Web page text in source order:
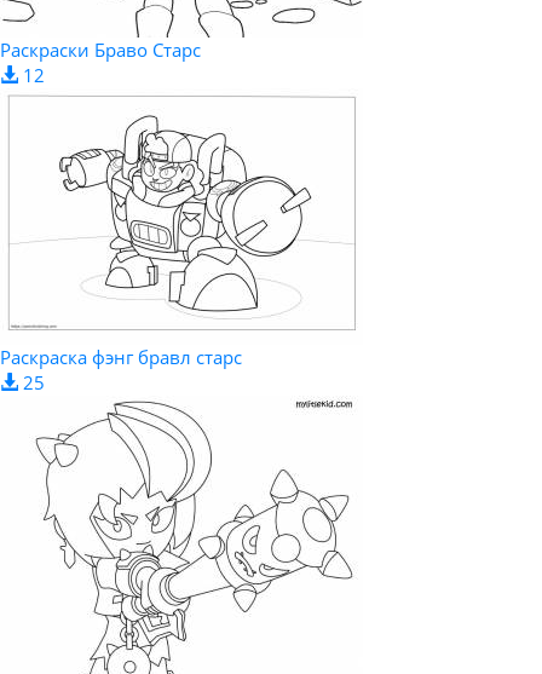
Раскраски Браво Старс
12
Раскраска фэнг бравл старс
25